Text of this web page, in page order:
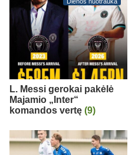
L. Messi gerokai pakėlė
Majamio „Inter“
komandos vertę (9)